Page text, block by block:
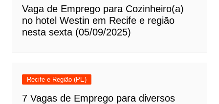
Vaga de Emprego para Cozinheiro(a)
no hotel Westin em Recife e região
nesta sexta (05/09/2025)
Recife e Região (PE)
7 Vagas de Emprego para diversos